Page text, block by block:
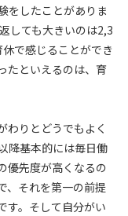
をしたことがありま
しても大きいのは2,3
で感じることができ
たといえるのは、育
わりとどうでもよく
降基本的には毎日働
優先度が高くなるの
、それを第一の前提
す。そして自分がい